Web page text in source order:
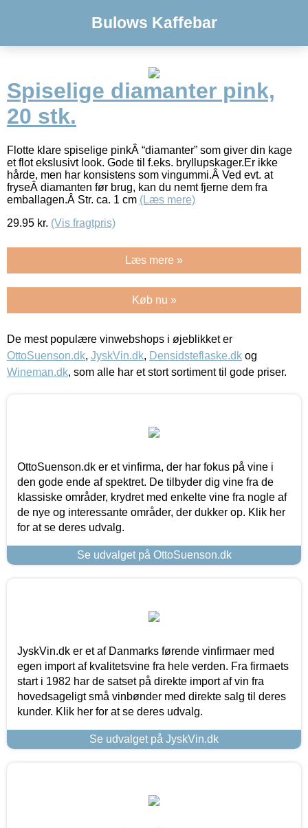
Bulows Kaffebar
Spiselige diamanter pink,
20 stk.
Flotte klare spiselige pinkÂ “diamanter” som giver din kage
et flot ekslusivt look. Gode til f.eks. bryllupskager.Er ikke
hårde, men har konsistens som vingummi.Â Ved evt. at
fryseÂ diamanten før brug, kan du nemt fjerne dem fra
emballagen.Â Str. ca. 1 cm (Læs mere)
29.95 kr. (Vis fragtpris)
Læs mere »
Køb nu »
De mest populære vinwebshops i øjeblikket er
OttoSuenson.dk, JyskVin.dk, Densidsteflaske.dk og
Wineman.dk, som alle har et stort sortiment til gode priser.
OttoSuenson.dk er et vinfirma, der har fokus på vine i
den gode ende af spektret. De tilbyder dig vine fra de
klassiske områder, krydret med enkelte vine fra nogle af
de nye og interessante områder, der dukker op. Klik her
for at se deres udvalg.
Se udvalget på OttoSuenson.dk
JyskVin.dk er et af Danmarks førende vinfirmaer med
egen import af kvalitetsvine fra hele verden. Fra firmaets
start i 1982 har de satset på direkte import af vin fra
hovedsageligt små vinbønder med direkte salg til deres
kunder. Klik her for at se deres udvalg.
Se udvalget på JyskVin.dk